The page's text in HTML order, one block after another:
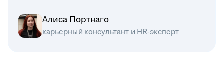
Алиса Портнаго
карьерный консультант и HR-эксперт